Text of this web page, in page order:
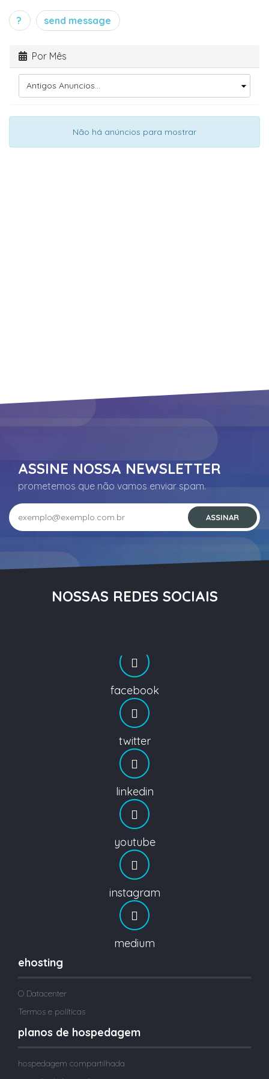
? send message
Por Mês
Não há anúncios para mostrar
ASSINE NOSSA NEWSLETTER
prometemos que não vamos enviar spam.
NOSSAS REDES SOCIAIS
facebook
twitter
linkedin
youtube
instagram
medium
ehosting
O Datacenter
Termos e políticas
planos de hospedagem
hospedagem compartilhada